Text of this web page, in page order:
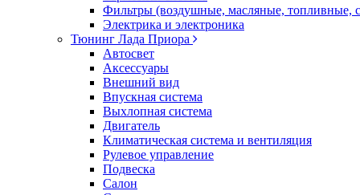
Фильтры (воздушные, масляные, топливные,
Электрика и электроника
Тюнинг Лада Приора
Автосвет
Аксессуары
Внешний вид
Впускная система
Выхлопная система
Двигатель
Климатическая система и вентиляция
Рулевое управление
Подвеска
Салон